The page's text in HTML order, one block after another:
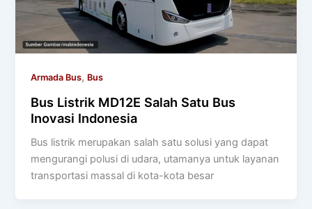
Armada Bus, Bus
Bus Listrik MD12E Salah Satu Bus
Inovasi Indonesia
Bus listrik merupakan salah satu solusi yang dapat
mengurangi polusi di udara, utamanya untuk layanan
transportasi massal di kota-kota besar